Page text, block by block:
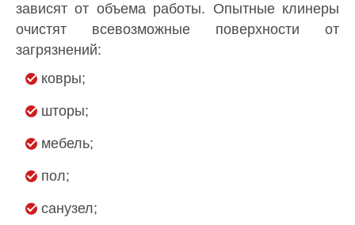
зависят от объема работы. Опытные клинеры
очистят всевозможные поверхности от
загрязнений:
ковры;
шторы;
мебель;
пол;
санузел;